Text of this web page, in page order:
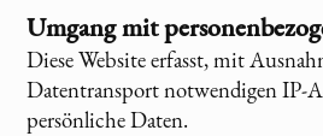
Umgang mit
Diese Website erfasst, mit
Datentransport notwendigen IP-
persönliche Daten.